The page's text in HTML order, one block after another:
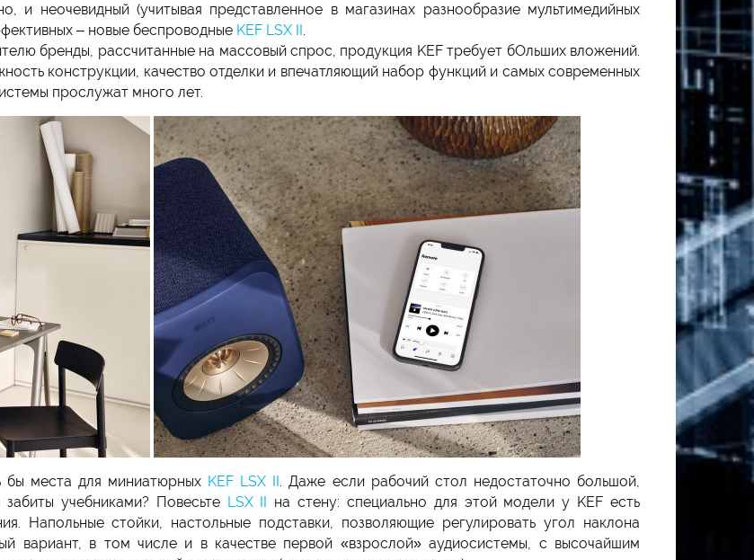
и неочевидный (учитывая представленное в магазинах разнообразие мультимедийных
– новые беспроводные KEF LSX II.
бренды, рассчитанные на массовый спрос, продукция KEF требует бОльших вложений.
конструкции, качество отделки и впечатляющий набор функций и самых современных
прослужат много лет.
места для миниатюрных KEF LSX II. Даже если рабочий стол недостаточно большой,
учебниками? Повесьте LSX II на стену: специально для этой модели у KEF есть
Напольные стойки, настольные подставки, позволяющие регулировать угол наклона
вариант, в том числе и в качестве первой «взрослой» аудиосистемы, с высочайшим